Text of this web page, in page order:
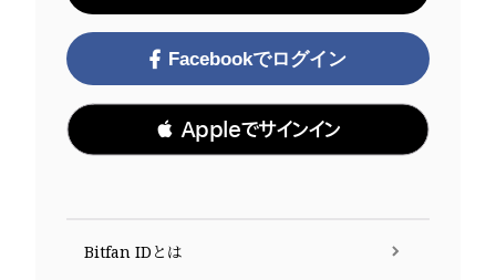
Facebookでログイン
 Appleでサインイン
Bitfan IDとは